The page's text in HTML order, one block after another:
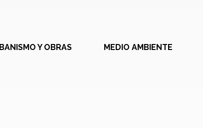
Y OBRAS MEDIO AMBIENTE